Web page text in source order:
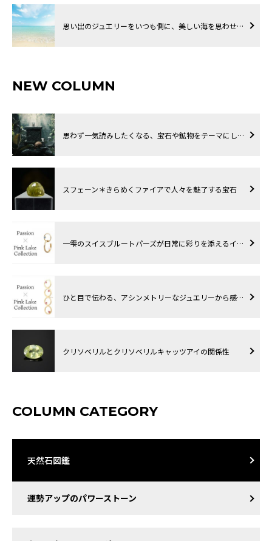
思い出のジュエリーをいつも側に、美しい海を思わせ…
NEW COLUMN
思わず一気読みしたくなる、宝石や鉱物をテーマにし…
スフェーン＊きらめくファイアで人々を魅了する宝石
一雫のスイスブルートパーズが日常に彩りを添えるイ…
ひと目で伝わる、アシンメトリーなジュエリーから感…
クリソベリルとクリソベリルキャッツアイの関係性
COLUMN CATEGORY
天然石図鑑
運勢アップのパワーストーン